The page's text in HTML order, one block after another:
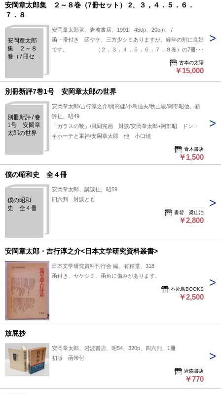
安岡章太郎集 ２～８巻（7冊セット） 2、３，４．５．６．
７．８
安岡章太郎
集 ２～８
巻（7冊セッ
５．６．
７．８
安岡章太郎著、岩波書店、1991、450p、20cm、7
函・帯付き 函ヤケ、三方少シミありますが、経年の割に良好
です。 （２，３．４．５．６．７．８巻）の7冊セ
古本の太陽
￥15,000
別冊新評7巻1号 安岡章太郎の世界
別冊新評7巻
1号 安岡章
太郎の世界
安岡章太郎/吉行淳之介/開高健/小島信夫/秋山駿/阿部昭他、新
評社、昭49
「ガラスの靴」/風間完画 対談/安岡章太郎+阿部昭 ドン・
キホーテと軍神/安岡章太郎 他 小口焼
青木書店
￥1,500
僕の昭和史 全４冊
僕の昭和
史 全４冊
安岡章太郎、講談社、昭59
四六判 対談とも
書砦 梁山泊
￥2,800
安岡章太郎・吉行淳之介<日本文学研究資料叢書>
日本文学研究資料刊行会 編、有精堂、318
函付き。ヤケシミ、函角に傷みがあります。
不死鳥BOOKS
￥2,500
放屁抄
安岡章太郎、岩波書店、昭54、320p、四六判、1冊
初版 函帯付
岩森書店
￥770